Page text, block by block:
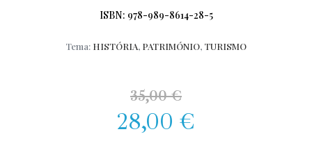
ISBN: 978-989-8614-28-5
Tema: HISTÓRIA, PATRIMÓNIO, TURISMO
35,00€
28,00 €